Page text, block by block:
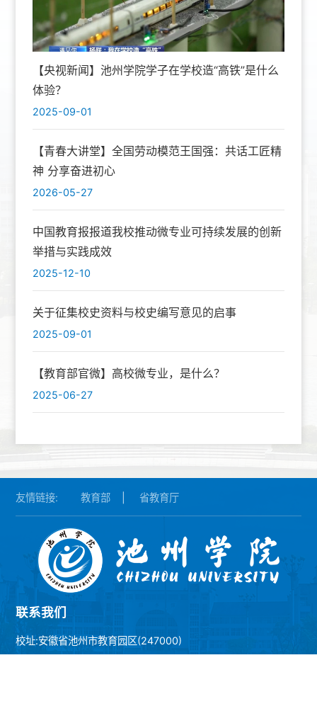
【央视新闻】池州学院学子在学校造“高铁”是什么
体验？
2025-09-01
【青春大讲堂】全国劳动模范王国强：共话工匠精
神 分享奋进初心
2026-05-27
中国教育报报道我校推动微专业可持续发展的创新
举措与实践成效
2025-12-10
关于征集校史资料与校史编写意见的启事
2025-09-01
【教育部官微】高校微专业，是什么？
2025-06-27
友情链接: 教育部 省教育厅
联系我们
校址:安徽省池州市教育园区(247000)